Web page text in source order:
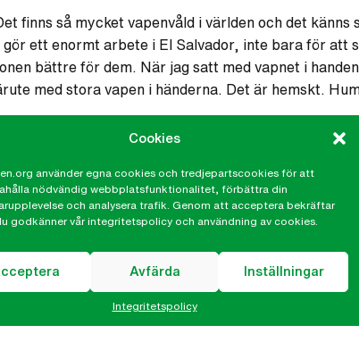
Cookies
använder egna cookies och tredjepartscookies för att
nödvändig webbplatsfunktionalitet, förbättra din
och analysera trafik. Genom att acceptera bekräftar
godkänner vår integritetspolicy och användning av cookies.
Avfärda Inställningar
Integritetspolicy
finns så mycket vapenvåld i världen och det
ett enormt arbete i El Salvador, inte bara för att
bättre för dem. När jag satt med vapnet i
med stora vapen i händerna. Det är hemskt.
som vår modell!